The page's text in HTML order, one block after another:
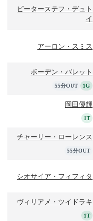
ピーターステフ・デュト
イ
アーロン・スミス
ボーデン・バレット
55分OUT 1G
岡田優輝
1T
チャーリー・ローレンス
55分OUT
シオサイア・フィフィタ
ヴィリアメ・ツイドラキ
1T